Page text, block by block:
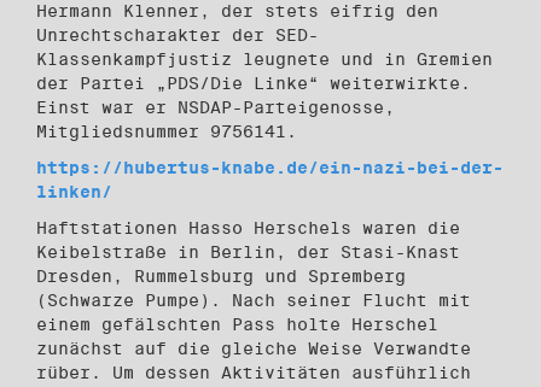
Hermann Klenner, der stets eifrig den
Unrechtscharakter der SED-
Klassenkampfjustiz leugnete und in Gremien
der Partei „PDS/Die Linke“ weiterwirkte.
Einst war er NSDAP-Parteigenosse,
Mitgliedsnummer 9756141.
https://hubertus-knabe.de/ein-nazi-bei-der-
linken/
Haftstationen Hasso Herschels waren die
Keibelstraße in Berlin, der Stasi-Knast
Dresden, Rummelsburg und Spremberg
(Schwarze Pumpe). Nach seiner Flucht mit
einem gefälschten Pass holte Herschel
zunächst auf die gleiche Weise Verwandte
rüber. Um dessen Aktivitäten ausführlich